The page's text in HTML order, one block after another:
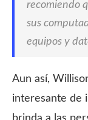
recomiendo
sus
equipos y
Aun así,
interesante de